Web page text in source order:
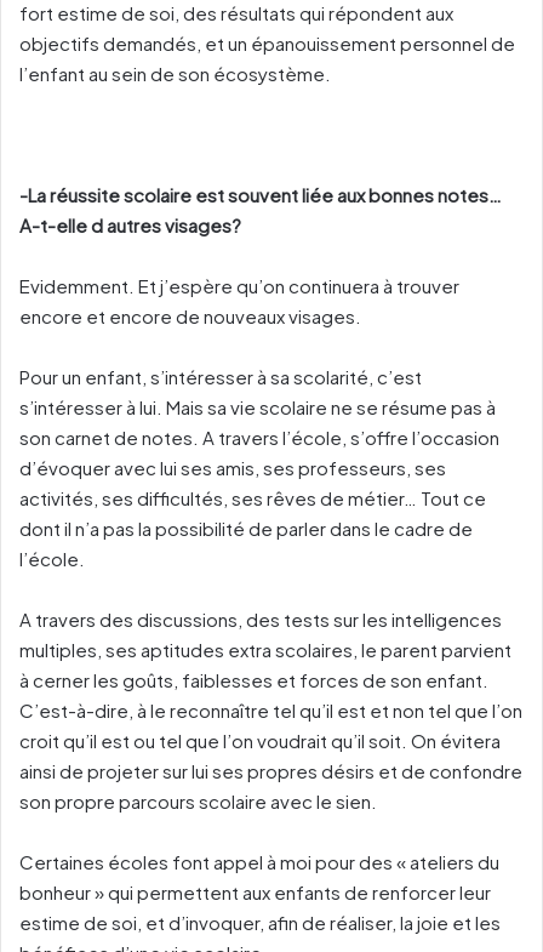
fort estime de soi, des résultats qui répondent aux
objectifs demandés, et un épanouissement personnel de
l’enfant au sein de son écosystème.
-La réussite scolaire est souvent liée aux bonnes notes…
A-t-elle d autres visages?
Evidemment. Et j’espère qu’on continuera à trouver
encore et encore de nouveaux visages.
Pour un enfant, s’intéresser à sa scolarité, c’est
s’intéresser à lui. Mais sa vie scolaire ne se résume pas à
son carnet de notes. A travers l’école, s’offre l’occasion
d’évoquer avec lui ses amis, ses professeurs, ses
activités, ses difficultés, ses rêves de métier… Tout ce
dont il n’a pas la possibilité de parler dans le cadre de
l’école.
A travers des discussions, des tests sur les intelligences
multiples, ses aptitudes extra scolaires, le parent parvient
à cerner les goûts, faiblesses et forces de son enfant.
C’est-à-dire, à le reconnaître tel qu’il est et non tel que l’on
croit qu’il est ou tel que l’on voudrait qu’il soit. On évitera
ainsi de projeter sur lui ses propres désirs et de confondre
son propre parcours scolaire avec le sien.
Certaines écoles font appel à moi pour des « ateliers du
bonheur » qui permettent aux enfants de renforcer leur
estime de soi, et d’invoquer, afin de réaliser, la joie et les